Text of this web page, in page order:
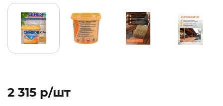
2 315 p/шт